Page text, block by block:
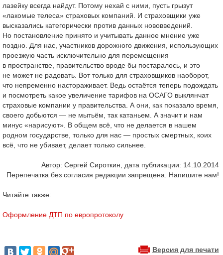
лазейку всегда найдут. Потому нехай с ними, пусть грызут
«лакомые телеса» страховых компаний. И страховщики уже
высказались категорически против данных нововведений.
Но постановление принято и учитывать данное мнение уже
поздно. Для нас, участников дорожного движения, использующих
проезжую часть исключительно для перемещения
в пространстве, правительство вроде бы постаралось, и это
не может не радовать. Вот только для страховщиков наоборот,
что непременно настораживает. Ведь остаётся теперь подождать
и посмотреть какое увеличение тарифов на ОСАГО выклянчат
страховые компании у правительства. А они, как показало время,
своего добьются — не мытьём, так катаньем. А значит и нам
минус «нарисуют». В общем всё, что не делается в нашем
родном государстве, только для нас — простых смертных, коих
всё, что не убивает, делает только сильнее.
Автор: Сергей Сироткин, дата публикации: 14.10.2014
Перепечатка без согласия редакции запрещена. Напишите нам!
Читайте также:
Оформление ДТП по европротоколу
Версия для печати